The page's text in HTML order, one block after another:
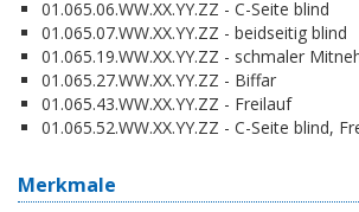
01.065.06.WW.XX.YY.ZZ - C-Seite blind
01.065.07.WW.XX.YY.ZZ - beidseitig blind
01.065.19.WW.XX.YY.ZZ - schmaler
01.065.27.WW.XX.YY.ZZ - Biffar
01.065.43.WW.XX.YY.ZZ - Freilauf
01.065.52.WW.XX.YY.ZZ - C-Seite blind,
Merkmale